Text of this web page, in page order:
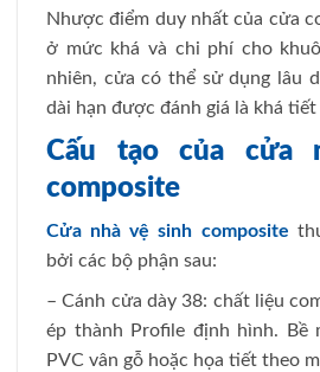
Nhược điểm duy nhất của cửa
ở mức khá và chi phí cho
nhiên, cửa có thể sử dụng lâu
dài hạn được đánh giá là khá tiết
Cấu tạo của cửa
composite
Cửa nhà vệ sinh composite
bởi các bộ phận sau:
– Cánh cửa dày 38: chất liệu
ép thành Profile định hình. Bề
PVC vân gỗ hoặc họa tiết theo